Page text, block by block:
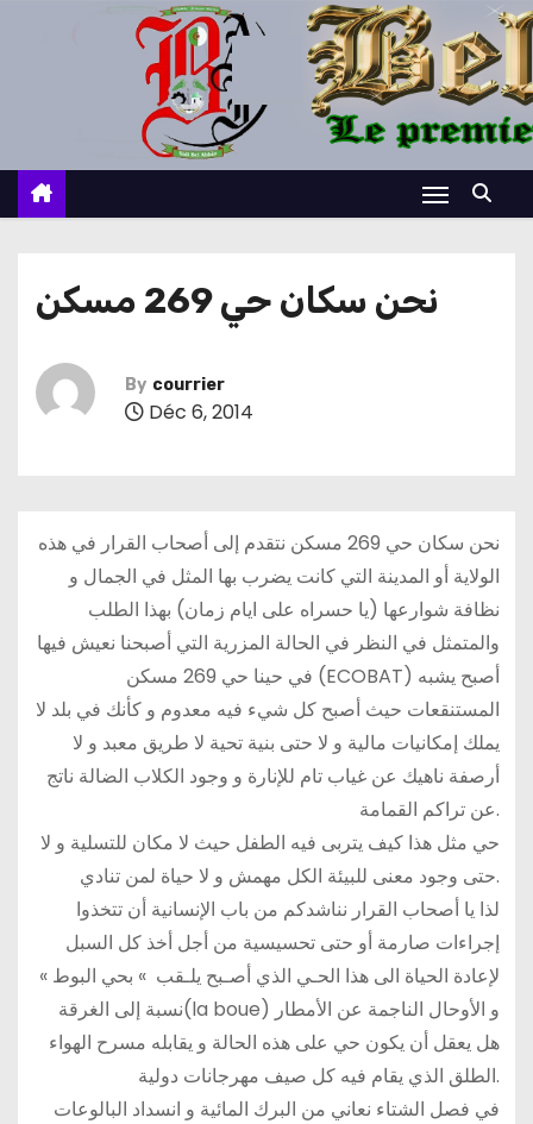
c
نحن سكان حي 269 مسكن
By courrier
Déc 6, 2014
نحن سكان حي 269 مسكن نتقدم إلى أصحاب القرار في هذه
الولاية أو المدينة التي كانت يضرب بها المثل في الجمال و
نظافة شوارعها (يا حسراه على ايام زمان) بهذا الطلب
والمتمثل في النظر في الحالة المزرية التي أصبحنا نعيش فيها
في حينا حي 269 مسكن (ECOBAT) أصبح يشبه
المستنقعات حيث أصبح كل شيء فيه معدوم و كأنك في بلد لا
يملك إمكانيات مالية و لا حتى بنية تحية لا طريق معبد و لا
أرصفة ناهيك عن غياب تام للإنارة و وجود الكلاب الضالة ناتج
عن تراكم القمامة.
حي مثل هذا كيف يتربى فيه الطفل حيث لا مكان للتسلية و لا
حتى وجود معنى للبيئة الكل مهمش و لا حياة لمن تنادي.
لذا يا أصحاب القرار نناشدكم من باب الإنسانية أن تتخذوا
إجراءات صارمة أو حتى تحسيسية من أجل أخذ كل السبل
لإعادة الحياة الى هذا الحـي الذي أصـبح يلـقب » بحي البوط »
نسبة إلى الغرقة(la boue) و الأوحال الناجمة عن الأمطار
هل يعقل أن يكون حي على هذه الحالة و يقابله مسرح الهواء
الطلق الذي يقام فيه كل صيف مهرجانات دولية.
في فصل الشتاء نعاني من البرك المائية و انسداد البالوعات